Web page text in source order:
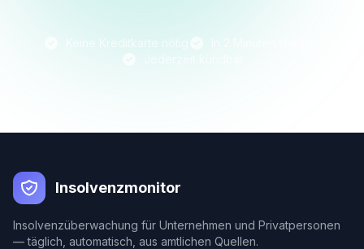
Insolvenzmonitor
Insolvenzüberwachung für Unternehmen und Privatpersonen
— täglich, automatisch, aus amtlichen Quellen.